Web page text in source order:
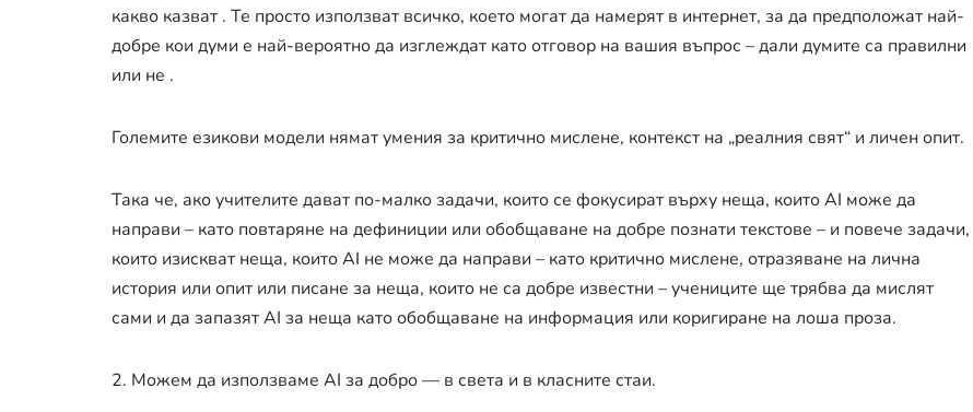
какво казват . Те просто използват всичко, което могат да намерят в интернет, за да предположат най-
добре кои думи е най-вероятно да изглеждат като отговор на вашия въпрос – дали думите са правилни
или не .
Големите езикови модели нямат умения за критично мислене, контекст на „реалния свят“ и личен опит.
Така че, ако учителите дават по-малко задачи, които се фокусират върху неща, които AI може да
направи – като повтаряне на дефиниции или обобщаване на добре познати текстове – и повече задачи,
които изискват неща, които AI не може да направи – като критично мислене, отразяване на лична
история или опит или писане за неща, които не са добре известни – учениците ще трябва да мислят
сами и да запазят AI за неща като обобщаване на информация или коригиране на лоша проза.
2. Можем да използваме AI за добро — в света и в класните стаи.